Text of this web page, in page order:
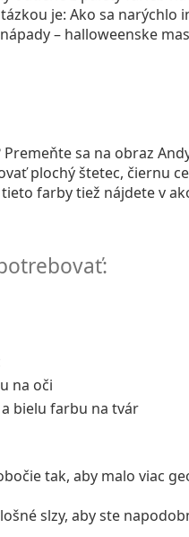
je: Ako sa narýchlo
– halloweenske
sa na obraz
plochý štetec, čiernu
farby tiež nájdete v
na oči
bielu farbu na tvár
tak, aby malo viac
slzy, aby ste